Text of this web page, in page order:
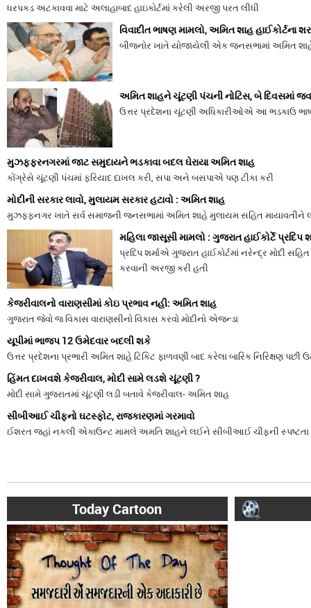
ધરપકડ અટકાવવા માટે અલાહાબાદ હાઇકોર્ટમાં કરેલી અરજી પરત લીધી
વિવાદીત ભાષણ મામલો, અમિત શાહ હાઈકોર્ટના
બીજનોર ખાતે યોજાયેલી એક જનસભામાં અમિત
અમિત શાહને ચૂંટણી પંચની નોટિસ, બે દિવસમાં
ઉત્તર પ્રદેશના ચૂંટણી અધિકારીઓએ આ ભડકાઉ
મુઝફ્ફરનગરમાં જાટ સમુદાયને ભડકાવા બદલ ઘેરાયા અમિત શાહ
કોંગ્રેસે ચૂંટણી પંચમાં ફરિયાદ દાખલ કરી, સપા અને બસપાએ પણ ટીકા કરી
મોદીની સરકાર લાવો, મુલાયમ સરકાર હટાવો : અમિત શાહ
મુઝફ્ફનગર ખાતે સર્વ સમાજની જનસભામાં અમિત શાહે મુલાયમ સહિત માયાવતીને
મહિલા જાસૂસી મામલો : ગુજરાત હાઈકોર્ટે પ્રદિપ
પ્રદિપ શર્માએ ગુજરાત હાઈકોર્ટમાં નરેન્દ્ર મોદી
કરવાની અરજી કરી હતી
કેજરીવાલનો વારાણસીમાં કોઇ પ્રભાવ નહી: અમિત શાહ
ગુજરાત જેવો જ વિકાસ વારાણસીનો વિકાસ કરવો મોદીનો એજન્ડા
યૂપીમાં ભાજપ 12 ઉમેદવાર બદલી શકે
ઉત્તર પ્રદેશના પ્રભારી અમિત શાહે ટિકિટ ફાળવણી બાદ કરેલા બારિક નિરિક્ષણ પછી
હિંમત દાખવશે કેજરીવાલ, મોદી સામે લડશે ચૂંટણી ?
મોદી સામે ગુજરાતમાં ચૂંટણી લડી બતાવે કેજરીવાલ- અમિત શાહ
સીબીઆઈ ચીફનો ઘટસ્ફોટ, રાજકારણમાં ગરમાવો
ઈશરત જહાં નકલી એકાઉન્ટ મામલે અમતિ શાહને લઈને સીબીઆઈ ચીફની સ્પષ્ટતા
Today Cartoon